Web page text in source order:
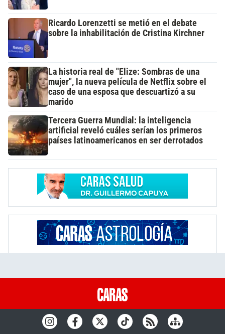
Ricardo Lorenzetti se metió en el debate
sobre la inhabilitación de Cristina Kirchner
La historia real de "Elize: Sombras de una
mujer", la nueva película de Netflix sobre el
caso de una esposa que descuartizó a su
marido
Tercera Guerra Mundial: la inteligencia
artificial reveló cuáles serían los primeros
países latinoamericanos en ser derrotados